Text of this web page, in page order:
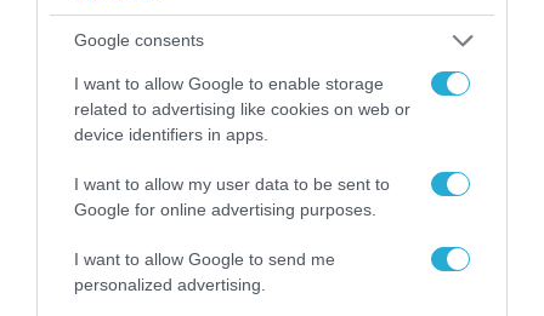
Google consents
I want to allow Google to enable storage
related to advertising like cookies on web or
device identifiers in apps.
I want to allow my user data to be sent to
Google for online advertising purposes.
I want to allow Google to send me
personalized advertising.
Ενιαία ευρωπαϊκή κάρτα
ασφάλειας για τουρίστες στις
χώρες της ΕΕ
07.06.2021